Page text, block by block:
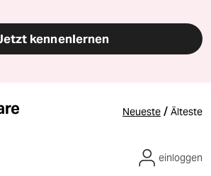
kennenlernen
Neueste / Älteste
einloggen